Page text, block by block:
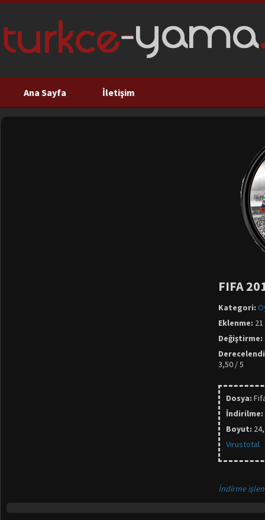
Ana Sayfa İletişim
FIFA
Kategori:
Eklenme:
Değiştirme:
3,50 / 5
Dosya:
İndirilme:
Boyut:
Virustotal
İndirme